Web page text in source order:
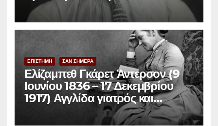
ΕΠΙΣΤΗΜΗ ΣΑΝ ΣΗΜΕΡΑ
Ελίζαμπεθ Γκάρετ Άντερσον (9
Ιουνίου 1836 – 17 Δεκεμβρίου
1917) Αγγλίδα γιατρός και